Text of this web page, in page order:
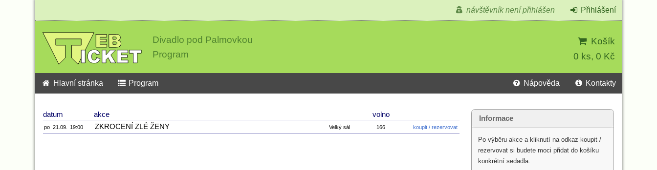
Divadlo pod Palmovkou
Program
Košík
0 ks, 0 Kč
návštěvník není přihlášen Přihlášení
Hlavní stránka Program Nápověda Kontakty
Informace
Po výběru akce a kliknutí na odkaz koupit /
rezervovat si budete moci přidat do košíku
konkrétní sedadla.
datum akce volno
po 21.09. 19:00 ZKROCENÍ ZLÉ ŽENY Velký sál 166 koupit / rezervovat